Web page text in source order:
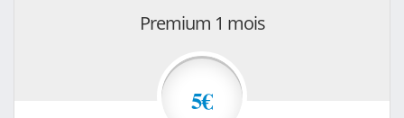
Premium 1 mois
5€